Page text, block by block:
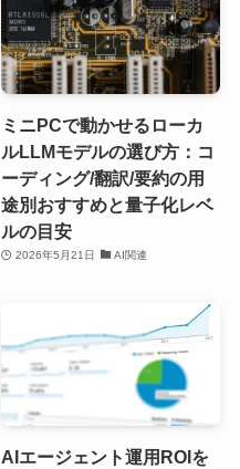
ミニPCで動かせるローカ
ルLLMモデルの選び方：コ
ーディング/翻訳/要約の用
途別おすすめと量子化レベ
ルの目安
2026年5月21日 AI関連
AIエージェント運用ROIを